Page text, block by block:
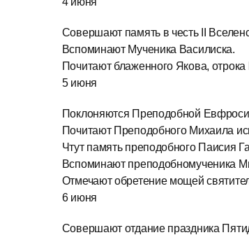
Совершают память в честь II
Вспоминают Мученика Василиска.
Почитают блаженного Якова,
5 июня
Поклоняются Преподобной
Почитают Преподобного Михаила
Чтут память преподобного Паисия
Вспоминают преподобномученика
Отмечают обретение мощей
6 июня
Совершают отдание праздника